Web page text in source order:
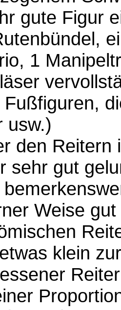
gute Figur
1
Fußfiguren,
usw.)
den Reitern
sehr gut
Weise
klein